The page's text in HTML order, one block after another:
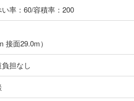
率：60/容積率：200
接面29.0m）
担なし